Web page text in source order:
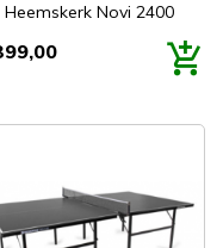
Heemskerk Novi 2400